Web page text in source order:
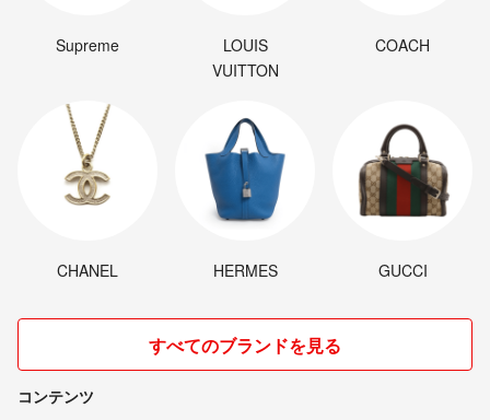
Supreme
LOUIS
VUITTON
COACH
CHANEL HERMES GUCCI
すべてのブランドを見る
コンテンツ